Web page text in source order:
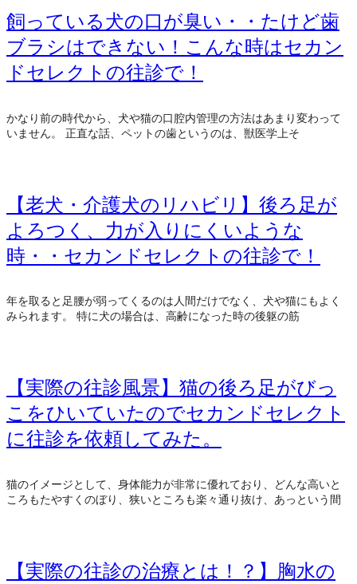
飼っている犬の口が臭い・・たけど歯
ブラシはできない！こんな時はセカン
ドセレクトの往診で！
かなり前の時代から、犬や猫の口腔内管理の方法はあまり変わって
いません。 正直な話、ペットの歯というのは、獣医学上そ
【老犬・介護犬のリハビリ】後ろ足が
よろつく、力が入りにくいような
時・・セカンドセレクトの往診で！
年を取ると足腰が弱ってくるのは人間だけでなく、犬や猫にもよく
みられます。 特に犬の場合は、高齢になった時の後躯の筋
【実際の往診風景】猫の後ろ足がびっ
こをひいていたのでセカンドセレクト
に往診を依頼してみた。
猫のイメージとして、身体能力が非常に優れており、どんな高いと
ころもたやすくのぼり、狭いところも楽々通り抜け、あっという間
【実際の往診の治療とは！？】胸水の